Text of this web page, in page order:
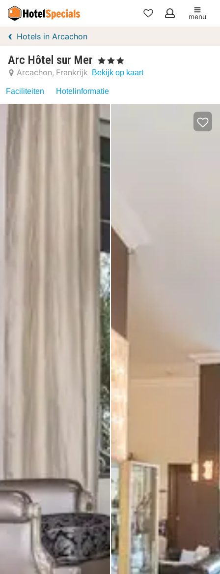
Mijn
menu
Hotels in Arcachon
Arc Hôtel sur Mer , 3 Sterren
Arcachon Frankrijk Bekijk op kaart
Faciliteiten Hotelinformatie